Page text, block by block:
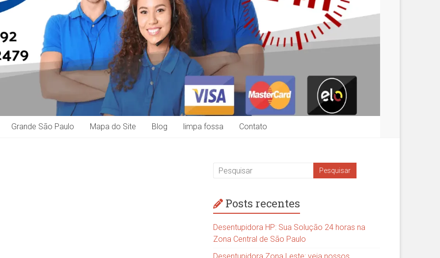
Grande São Paulo Mapa do Site Blog limpa fossa Contato
Posts recentes
Desentupidora HP: Sua Solução 24 horas na
Zona Central de São Paulo